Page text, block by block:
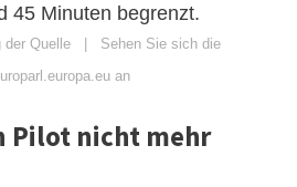
45 Minuten begrenzt.
der Quelle | Sehen Sie sich die
an
Pilot nicht mehr